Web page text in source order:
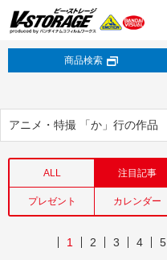
商品検索
アニメ・特撮 「か」行の作品
ALL 注目記事
プレゼント カレンダー
1 2 3 4 5